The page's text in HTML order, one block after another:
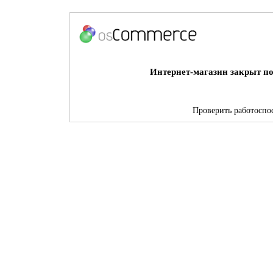
Интернет-магазин закрыт
Проверить